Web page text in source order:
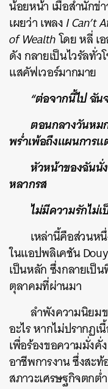
น้อยหน้า เมื่อสำนักข่า
เผยว่า เพลงI Can’t
of Wealthโดย หลี่ เ
ดัง กลายเป็นไวรัลทั่
แสคัฟเวอร์มากมาย
“ต่อจากนี้ไป ฉั
ตอนกลางวันห
พร่ำเพ้อถึงแผนการแ
หัวหน้าของฉันนั่
หลากรส
ไม่มีความรักไม่
เหล่านี้คือส่วนห
ในแอปพลิเคชัน
เป็นหลัก ซึ่งกลายเป็
ตุลาคมที่ผ่านมา
ลำพังความนิยม
อะไร หากไม่ปรากฏ
เพื่อร้องขอความมั่งคั่
อาชีพการงาน ซึ่งสะ
สภาวะเศรษฐกิจตกต่